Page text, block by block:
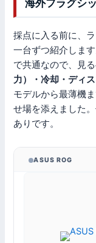
海外フラグシ
採点に入る前に、
一台ずつ紹介しま
で共通なので、見
力）・冷却・ディ
モデルから最薄機
せ場を添えました
ありです。
ASUS ROG